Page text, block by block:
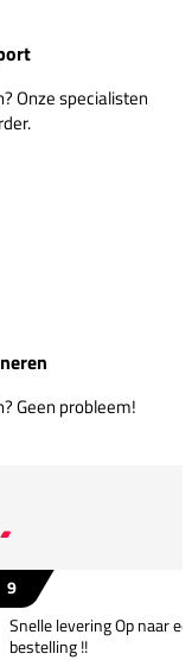
Onze specialisten
Geen probleem!
9
Snelle levering Op naar
bestelling !!